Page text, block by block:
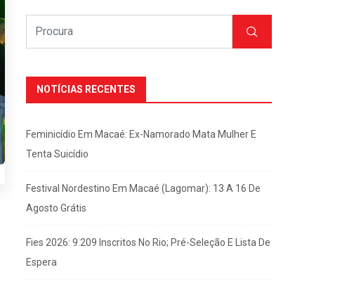
NOTÍCIAS RECENTES
Feminicídio Em Macaé: Ex-Namorado Mata Mulher E
Tenta Suicídio
Festival Nordestino Em Macaé (Lagomar): 13 A 16 De
Agosto Grátis
Fies 2026: 9.209 Inscritos No Rio; Pré-Seleção E Lista De
Espera